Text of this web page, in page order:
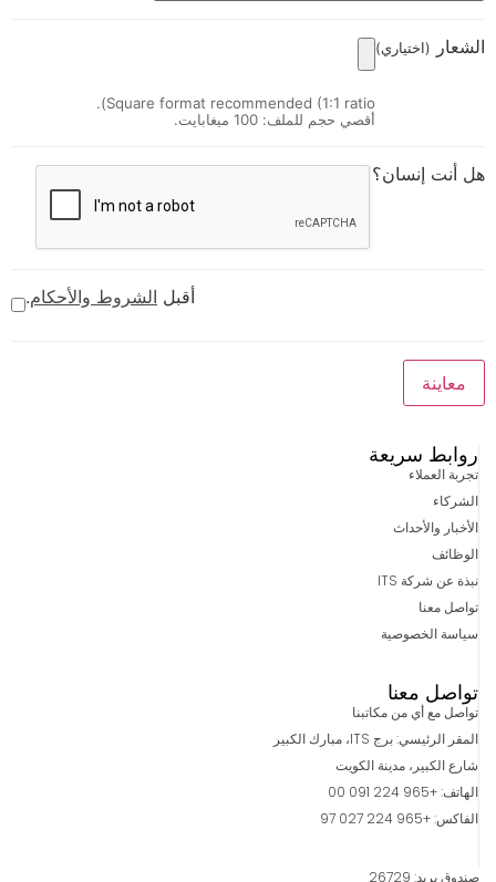
الشعار (اختياري)
Square format recommended (1:1 ratio).
أقصي حجم للملف: 100 ميغابايت.
هل أنت إنسان؟
أقبل الشروط والأحكام.
روابط سريعة
تجربة العملاء
الشركاء
الأخبار والأحداث
الوظائف
نبذة عن شركة ITS
تواصل معنا
سياسة الخصوصية
تواصل معنا
تواصل مع أي من مكاتبنا
المقر الرئيسي: برج ITS، مبارك الكبير
شارع الكبير، مدينة الكويت
الهاتف: +965 224 091 00
الفاكس: +965 224 027 97
صندوق بريد: 26729